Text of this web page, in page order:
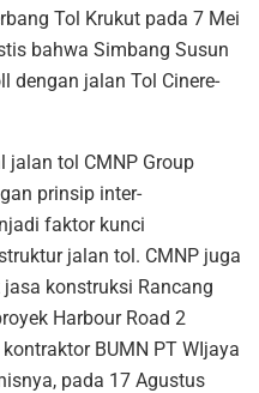
Tol Krukut pada 7 Mei
bahwa Simbang Susun
dengan jalan Tol Cinere-
jalan tol CMNP Group
prinsip inter-
faktor kunci
jalan tol. CMNP juga
konstruksi Rancang
Harbour Road 2
BUMN PT WIjaya
pada 17 Agustus